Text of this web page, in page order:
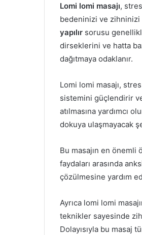
Lomi lomi masajı,
bedeninizi ve zihninizi
yapılır sorusu
dirseklerini ve hatta
dağıtmaya odaklanır.
Lomi lomi masajı,
sistemini güçlendirir ve
atılmasına yardımcı
dokuya ulaşmayacak
Bu masajın en
faydaları arasında
çözülmesine yardım
Ayrıca lomi lomi
teknikler sayesinde
Dolayısıyla bu masaj